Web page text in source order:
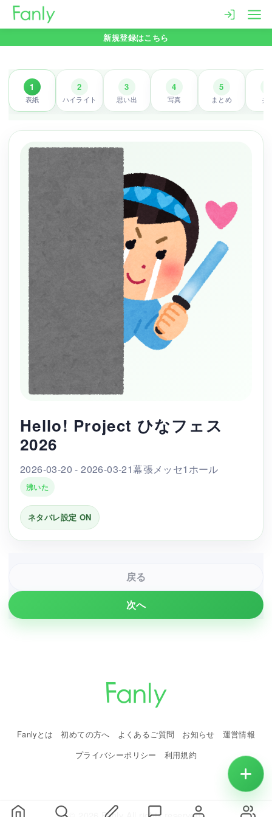
ツ
移
新規登録はこちら
1
表紙
2
ハイライト
3
思い出
4
写真
5
まとめ 共
Hello! Project ひなフェス
2026
2026-03-20 - 2026-03-21幕張メッセ1ホール
沸いた
ネタバレ設定 ON
戻る
次へ
Fanlyとは 初めての方へ よくあるご質問 お知らせ
運営情報
プライバシーポリシー
利用規約